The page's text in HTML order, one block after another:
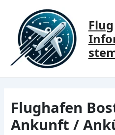
springen
Flug
Flughafen
Ankunft /